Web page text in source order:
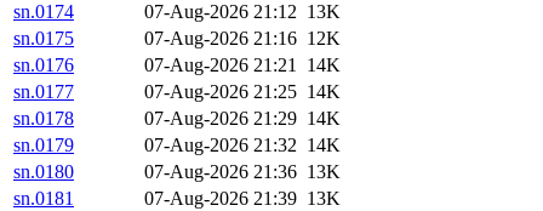
sn.0174
07-Aug-2026 21:12 13K
sn.0175
07-Aug-2026 21:16 12K
sn.0176
07-Aug-2026 21:21 14K
sn.0177
07-Aug-2026 21:25 14K
sn.0178
07-Aug-2026 21:29 14K
sn.0179
07-Aug-2026 21:32 14K
sn.0180
07-Aug-2026 21:36 13K
sn.0181
07-Aug-2026 21:39 13K